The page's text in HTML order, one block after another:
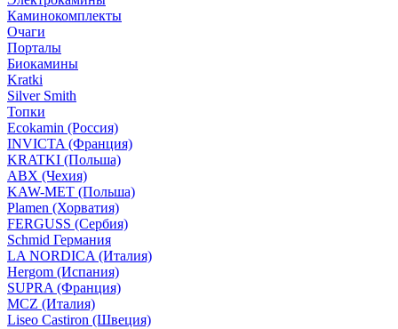
Каминокомплекты
Очаги
Порталы
Биокамины
Kratki
Silver Smith
Топки
Ecokamin (Россия)
INVICTA (Франция)
KRATKI (Польша)
ABX (Чехия)
KAW-MET (Польша)
Plamen (Хорватия)
FERGUSS (Сербия)
Schmid Германия
LA NORDICA (Италия)
Hergom (Испания)
SUPRA (Франция)
MCZ (Италия)
Liseo Castiron (Швеция)